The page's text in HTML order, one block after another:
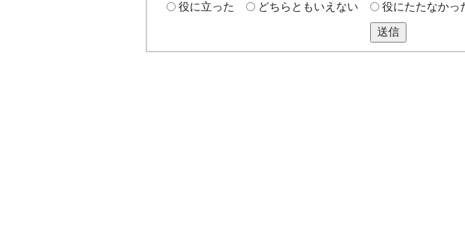
役に立った
どちらともいえない 役にたたなかっ
送信